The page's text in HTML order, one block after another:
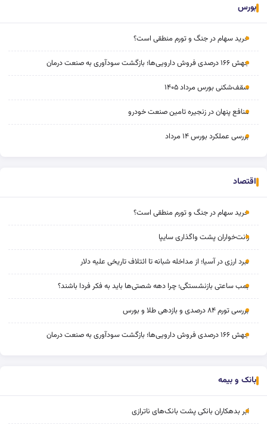
بورس
خرید سهام در جنگ و تورم منطقی است؟
جهش ۱۶۶ درصدی فروش دارویی‌ها؛ بازگشت سودآوری به صنعت درمان
سقف‌شکنی بورس مرداد ۱۴۰۵
منافع پنهان در زنجیره تامین صنعت خودرو
بررسی عملکرد بورس ۱۴ مرداد
اقتصاد
خرید سهام در جنگ و تورم منطقی است؟
رانت‌خواران پشت واگذاری سایپا
نبرد ارزی در آسیا؛ از مداخله‌ شبانه تا ائتلاف تاریخی علیه دلار
بمب ساعتی بازنشستگی؛ چرا دهه شصتی‌ها باید به فکر فردا باشند؟
بررسی تورم ۸۴ درصدی و بازدهی طلا و بورس
جهش ۱۶۶ درصدی فروش دارویی‌ها؛ بازگشت سودآوری به صنعت درمان
بانک و بیمه
ابر بدهکاران بانکی پشت بانک‌های ناترازی